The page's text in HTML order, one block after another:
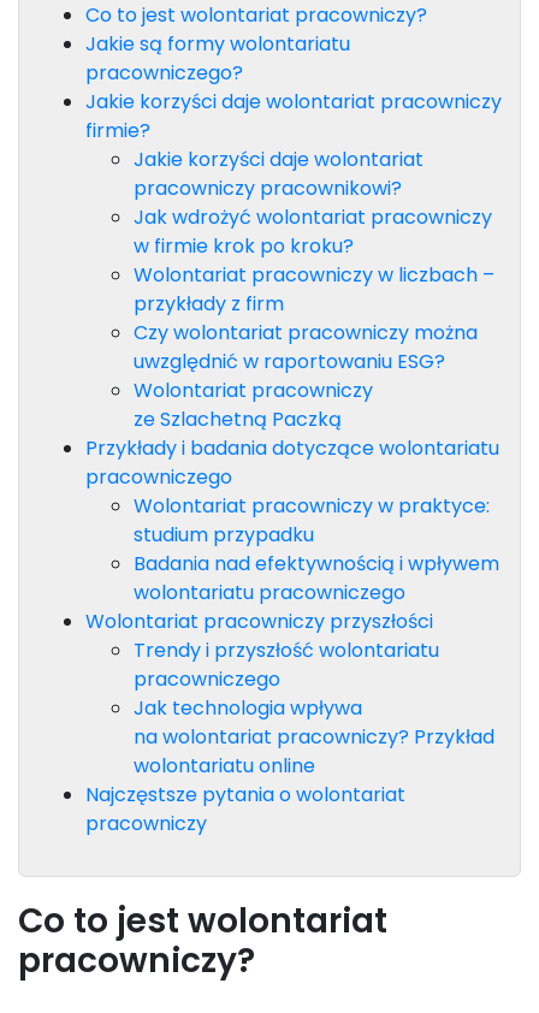
Co to jest wolontariat pracowniczy?
Jakie są formy wolontariatu
pracowniczego?
Jakie korzyści daje wolontariat pracowniczy
firmie?
Jakie korzyści daje wolontariat
pracowniczy pracownikowi?
Jak wdrożyć wolontariat pracowniczy
w firmie krok po kroku?
Wolontariat pracowniczy w liczbach –
przykłady z firm
Czy wolontariat pracowniczy można
uwzględnić w raportowaniu ESG?
Wolontariat pracowniczy
ze Szlachetną Paczką
Przykłady i badania dotyczące wolontariatu
pracowniczego
Wolontariat pracowniczy w praktyce:
studium przypadku
Badania nad efektywnością i wpływem
wolontariatu pracowniczego
Wolontariat pracowniczy przyszłości
Trendy i przyszłość wolontariatu
pracowniczego
Jak technologia wpływa
na wolontariat pracowniczy? Przykład
wolontariatu online
Najczęstsze pytania o wolontariat
pracowniczy
Co to jest wolontariat
pracowniczy?